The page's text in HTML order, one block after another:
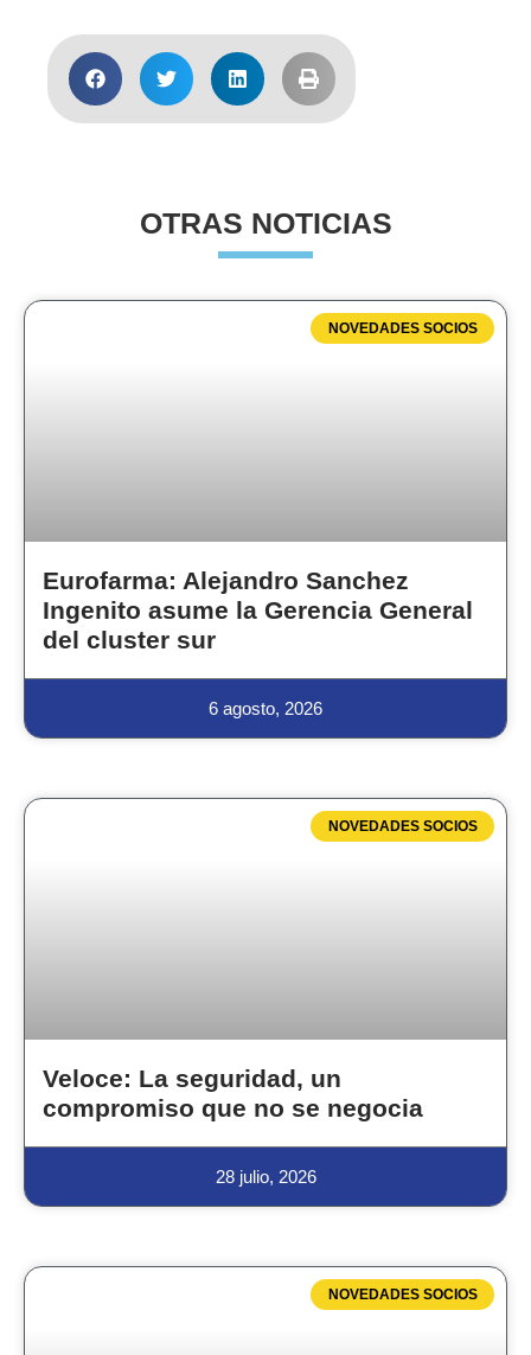
OTRAS NOTICIAS
NOVEDADES SOCIOS
Eurofarma: Alejandro Sanchez
Ingenito asume la Gerencia General
del cluster sur
6 agosto, 2026
NOVEDADES SOCIOS
Veloce: La seguridad, un
compromiso que no se negocia
28 julio, 2026
NOVEDADES SOCIOS